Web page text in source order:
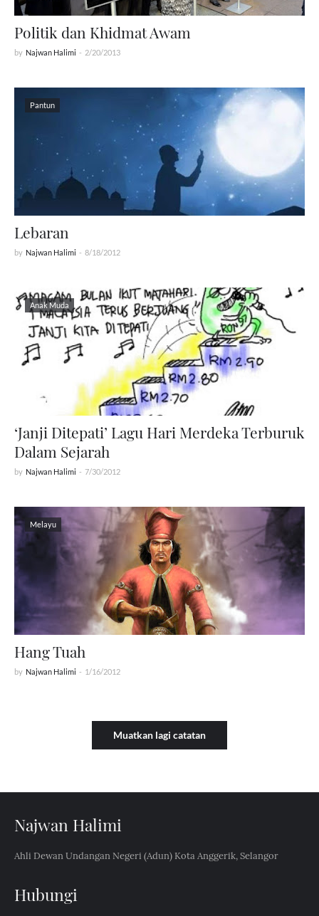
Politik dan Khidmat Awam
by Najwan Halimi - 2/20/2013
Pantun
Lebaran
by Najwan Halimi - 8/18/2012
Anak Muda
‘Janji Ditepati’ Lagu Hari Merdeka Terburuk
Dalam Sejarah
by Najwan Halimi - 7/30/2012
Melayu
Hang Tuah
by Najwan Halimi - 1/16/2012
Muatkan lagi catatan
Najwan Halimi
Ahli Dewan Undangan Negeri (Adun) Kota Anggerik, Selangor
Hubungi